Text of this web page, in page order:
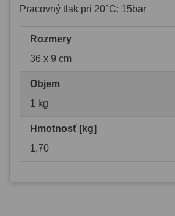
Pracovný tlak pri 20°C: 15bar
Rozmery
36 x 9 cm
Objem
1 kg
Hmotnosť [kg]
1,70